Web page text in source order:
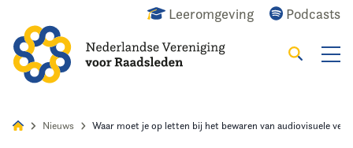
Leeromgeving Podcasts
Zoeken
Nieuws Waar moet je op letten bij het bewaren van audiovisuele